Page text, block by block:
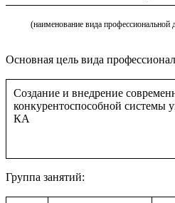
(наименование вида профессиональной
Основная цель вида
Создание и внедрение
конкурентоспособной системы
КА
Группа занятий: